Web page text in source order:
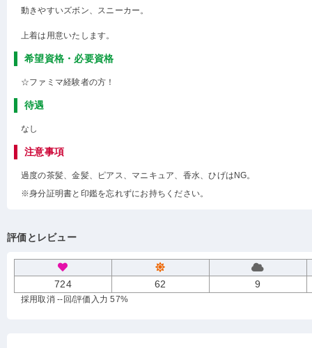
動きやすいズボン、スニーカー。
上着は用意いたします。
希望資格・必要資格
☆ファミマ経験者の方！
待遇
なし
注意事項
過度の茶髪、金髪、ピアス、マニキュア、香水、ひげはNG。
※身分証明書と印鑑を忘れずにお持ちください。
評価とレビュー
724 62 9
採用取消 --回/評価入力 57%